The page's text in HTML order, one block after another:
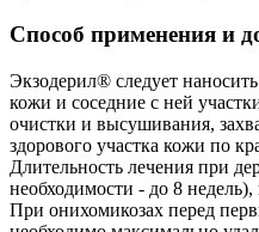
Способ применения и
Экзодерил® следует
кожи и соседние с ней
очистки и высушивания,
здорового участка кожи по
Длительность лечения при
необходимости - до 8
При онихомикозах перед